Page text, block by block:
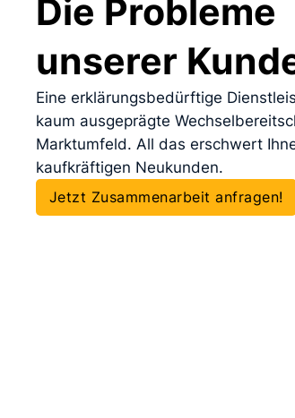
Die Probleme
unserer
Eine erklärungsbedürftige
kaum ausgeprägte
Marktumfeld. All das erschwert
kaufkräftigen Neukunden.
Jetzt Zusammenarbeit anfragen!